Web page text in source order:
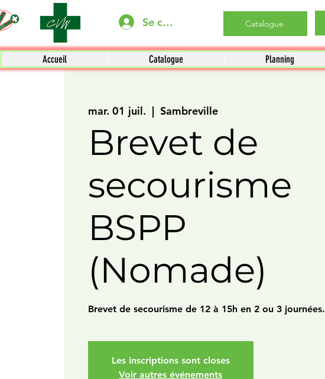
Se connecter Catalogue
Accueil Catalogue Planning
mar. 01 juil.
  |
Sambreville
Brevet de
secourisme
BSPP
(Nomade)
Brevet de secourisme de 12 à 15h en 2 ou 3 journées.
Les inscriptions sont closes
Voir autres événements